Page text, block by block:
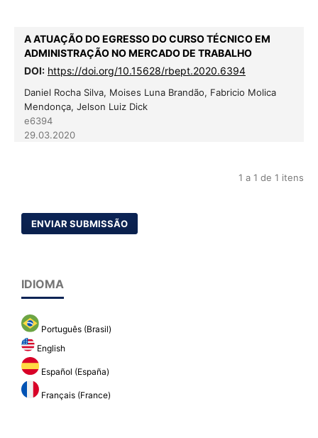
A ATUAÇÃO DO EGRESSO DO CURSO TÉCNICO EM
ADMINISTRAÇÃO NO MERCADO DE TRABALHO
DOI: https://doi.org/10.15628/rbept.2020.6394
Daniel Rocha Silva, Moises Luna Brandão, Fabricio Molica
Mendonça, Jelson Luiz Dick
e6394
29.03.2020
1 a 1 de 1 itens
ENVIAR SUBMISSÃO
IDIOMA
Português (Brasil)
English
Español (España)
Français (France)